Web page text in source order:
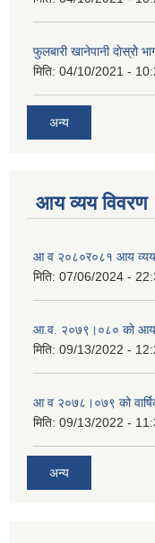
फुलबारी खानेपानी दाेस्राेे
मिति: 04/10/2021 -
अन्य
आय व्यय विवरण
आ व २०८०र०८१ आय व्यय
मिति: 07/06/2024 -
आ.व. २०७९।०८० को आय
मिति: 09/13/2022 -
आ‍ व २०७८।०७९ को
मिति: 09/13/2022 -
अन्य